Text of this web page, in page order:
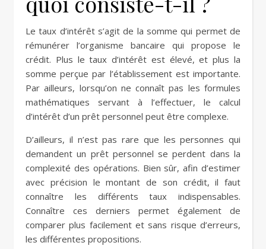
Le taux d’intérêt s’agit de la somme qui permet de
rémunérer l’organisme bancaire qui propose le
crédit. Plus le taux d’intérêt est élevé, et plus la
somme perçue par l’établissement est importante.
Par ailleurs, lorsqu’on ne connaît pas les formules
mathématiques servant à l’effectuer, le calcul
d’intérêt d’un prêt personnel peut être complexe.
D’ailleurs, il n’est pas rare que les personnes qui
demandent un prêt personnel se perdent dans la
complexité des opérations. Bien sûr, afin d’estimer
avec précision le montant de son crédit, il faut
connaître les différents taux indispensables.
Connaître ces derniers permet également de
comparer plus facilement et sans risque d’erreurs,
les différentes propositions.